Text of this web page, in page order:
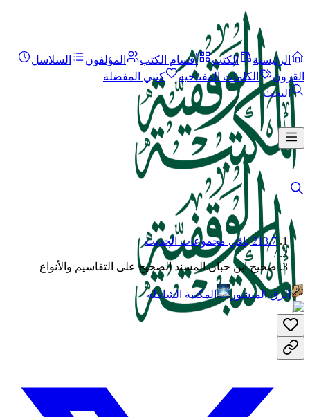
الرئيسية الكتب أقسام الكتب المؤلفون
السلاسل
القرون
الكلمات المفتاحية
كتبي المفضلة
البحث
213.7 باقي مجموعات الحديث
/
صحيح ابن حبان المسند الصحيح على التقاسيم والأنواع
الرق المنشور المكتبة الشاملة